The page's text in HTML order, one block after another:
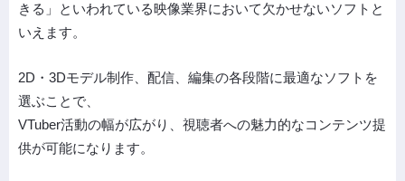
きる」といわれている映像業界において欠かせないソフトと
いえます。
2D・3Dモデル制作、配信、編集の各段階に最適なソフトを
選ぶことで、
VTuber活動の幅が広がり、視聴者への魅力的なコンテンツ提
供が可能になります。